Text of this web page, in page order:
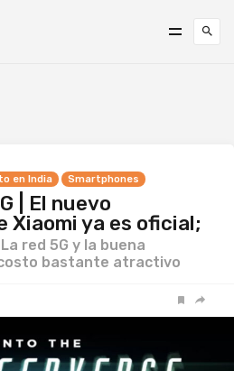
en India Smartphones
| El nuevo
Xiaomi ya es oficial;
La red 5G y la buena
bastante atractivo